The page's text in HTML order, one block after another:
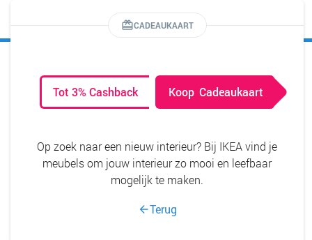
CADEAUKAART
Tot 3% Cashback Koop Cadeaukaart
Op zoek naar een nieuw interieur? Bij IKEA vind je
meubels om jouw interieur zo mooi en leefbaar
mogelijk te maken.
Terug